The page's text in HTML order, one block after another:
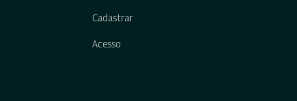
Cadastrar
Acesso